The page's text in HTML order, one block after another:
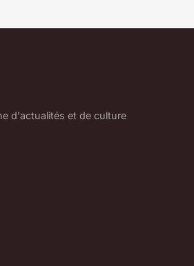
d'actualités et de culture